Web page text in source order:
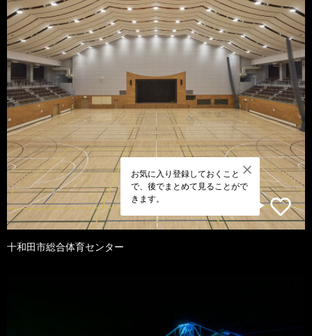
お気に入り登録しておくこと
で、後でまとめて見ることがで
きます。
十和田市総合体育センター